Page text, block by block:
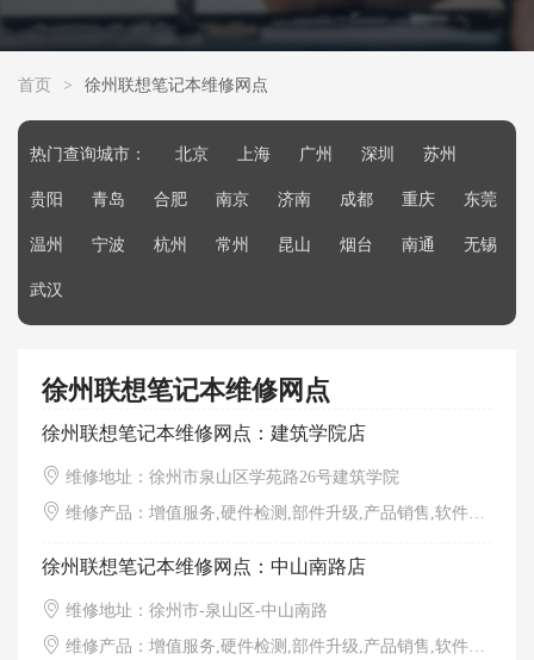
首页 > 徐州联想笔记本维修网点
热门查询城市： 北京 上海 广州 深圳 苏州
贵阳 青岛 合肥 南京 济南 成都 重庆 东莞
温州 宁波 杭州 常州 昆山 烟台 南通 无锡
武汉
徐州联想笔记本维修网点
徐州联想笔记本维修网点：建筑学院店
维修地址：徐州市泉山区学苑路26号建筑学院
维修产品：增值服务,硬件检测,部件升级,产品销售,软件调试,外观清洁
徐州联想笔记本维修网点：中山南路店
维修地址：徐州市-泉山区-中山南路
维修产品：增值服务,硬件检测,部件升级,产品销售,软件调试,外观清洁